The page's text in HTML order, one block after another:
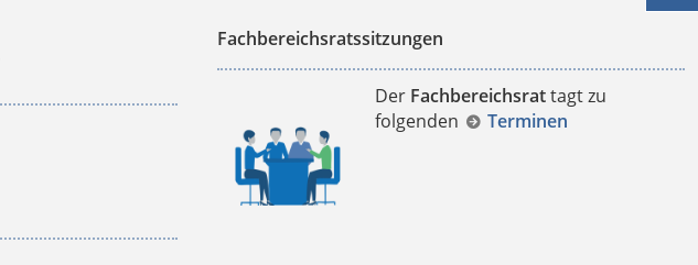
Fachbereichsratssitzungen
Der Fachbereichsrattagt zu
folgenden
Terminen